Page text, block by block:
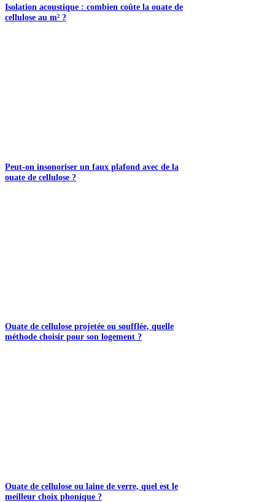
Isolation acoustique : combien coûte la ouate de
cellulose au m² ?
Peut-on insonoriser un faux plafond avec de la
ouate de cellulose ?
Ouate de cellulose projetée ou soufflée, quelle
méthode choisir pour son logement ?
Ouate de cellulose ou laine de verre, quel est le
meilleur choix phonique ?